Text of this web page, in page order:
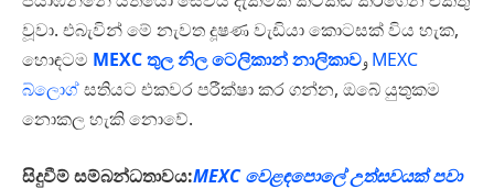
වූවා. එබැවින් මේ නැවත දූෂණ වැඩියා කොටසක් විය හැක,
හොඳටම MEXC තුල නිල ටෙලිකාන් නාලිකාවوMEXC
බ්ලොග්සතියට එකවර පරීක්ෂා කර ගන්න, ඔබේ යුතුකම
නොකල හැකි නොවේ.
සිදුවීම් සම්බන්ධතාවය:MEXC වෙළඳපොලේ උත්සවයක් පවා